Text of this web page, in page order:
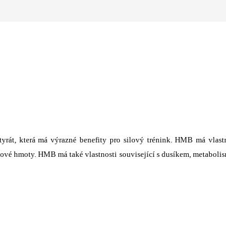
která má výrazné benefity pro silový trénink. HMB má
hmoty. HMB má také vlastnosti související s dusíkem,